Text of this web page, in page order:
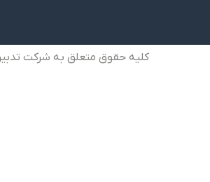
کلیه حقوق متعلق به شرکت